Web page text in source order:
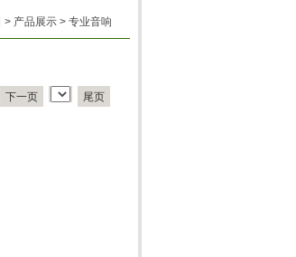
下一页 尾页
> 产品展示 > 专业音响